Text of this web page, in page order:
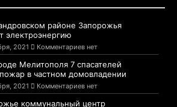
районе Запорожья
электроэнергию
2021 Комментариев нет
Мелитополя 7 спасателей
в частном домовладении
2021 Комментариев нет
коммунальный центр